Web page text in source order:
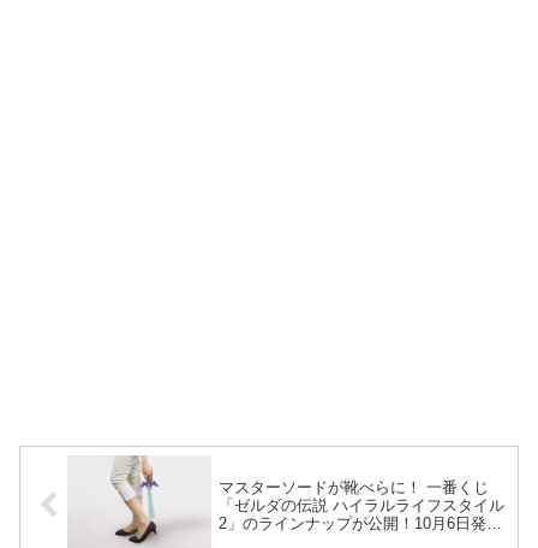
マスターソードが靴べらに！ 一番くじ
「ゼルダの伝説 ハイラルライフスタイル
2」のラインナップが公開！10月6日発売